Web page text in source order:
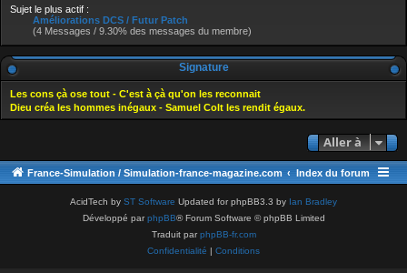
Sujet le plus actif :
Améliorations DCS / Futur Patch
(4 Messages / 9.30% des messages du membre)
Signature
Les cons çà ose tout - C'est à çà qu'on les reconnait
Dieu créa les hommes inégaux - Samuel Colt les rendit égaux.
Aller à
France-Simulation / Simulation-france-magazine.com Index du forum
AcidTech by ST Software Updated for phpBB3.3 by Ian Bradley
Développé parphpBB® Forum Software © phpBB Limited
Traduit parphpBB-fr.com
Confidentialité | Conditions